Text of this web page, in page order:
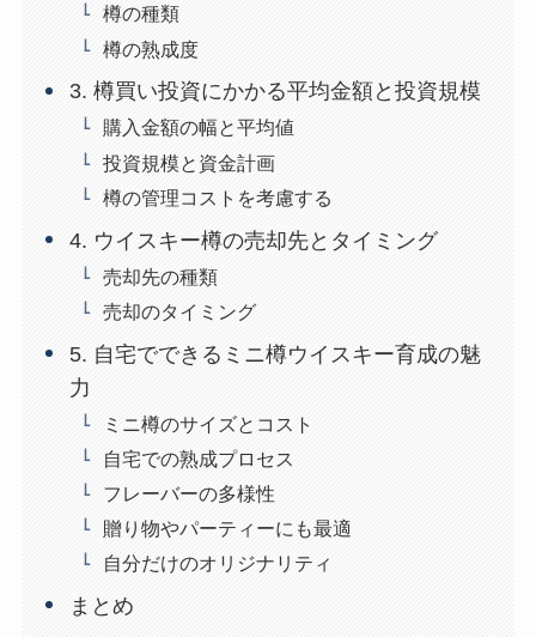
樽の種類
樽の熟成度
3. 樽買い投資にかかる平均金額と投資規模
購入金額の幅と平均値
投資規模と資金計画
樽の管理コストを考慮する
4. ウイスキー樽の売却先とタイミング
売却先の種類
売却のタイミング
5. 自宅でできるミニ樽ウイスキー育成の魅
力
ミニ樽のサイズとコスト
自宅での熟成プロセス
フレーバーの多様性
贈り物やパーティーにも最適
自分だけのオリジナリティ
まとめ